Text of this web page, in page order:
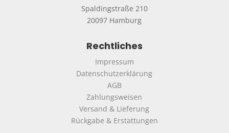
Spaldingstraße 210
20097 Hamburg
Rechtliches
Impressum
Datenschutzerklärung
AGB
Zahlungsweisen
Versand & Lieferung
Rückgabe & Erstattungen